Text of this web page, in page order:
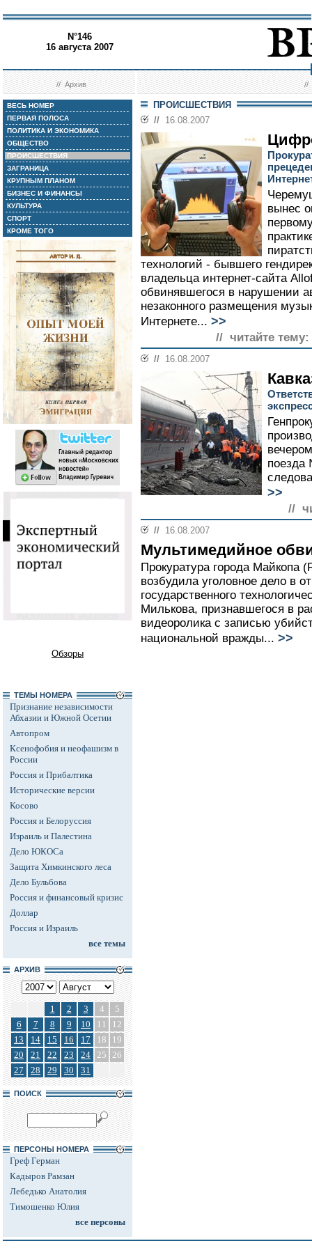
N°146
16 августа 2007
//Архив //
ВЕСЬ НОМЕР
ПЕРВАЯ ПОЛОСА
ПОЛИТИКА И ЭКОНОМИКА
ОБЩЕСТВО
ПРОИСШЕСТВИЯ
ЗАГРАНИЦА
КРУПНЫМ ПЛАНОМ
БИЗНЕС И ФИНАНСЫ
КУЛЬТУРА
СПОРТ
КРОМЕ ТОГО
Обзоры
ТЕМЫ НОМЕРА
Признание независимости
Абхазии и Южной Осетии
Автопром
Ксенофобия и неофашизм в
России
Россия и Прибалтика
Исторические версии
Косово
Россия и Белоруссия
Израиль и Палестина
Дело ЮКОСа
Защита Химкинского леса
Дело Бульбова
Россия и финансовый кризис
Доллар
Россия и Израиль
все темы
АРХИВ
1 2 3 4
5
6
7 8 9 10 11
12
13
14 15 16 17 18
19
20
21 22 23 24 25 26
27
28 29 30 31
ПОИСК
ПЕРСОНЫ НОМЕРА
Греф Герман
Кадыров Рамзан
Лебедько Анатолия
Тимошенко Юлия
все персоны
ПРОИСШЕСТВИЯ
// 16.08.2007
вынес
технологий - бывшего
владельца интернет-сайта
обвинявшегося в нарушении
незаконного размещения
Интернете... >>
// читайте тему:
// 16.08.2007
поезда
>>
//
// 16.08.2007
Мультимедийное
Прокуратура города Майкопа
возбудила уголовное дело в
государственного
Милькова, признавшегося в
видеоролика с записью
национальной вражды... >>